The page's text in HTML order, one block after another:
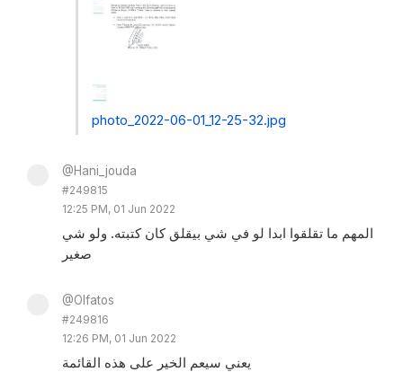
photo_2022-06-01_12-25-32.jpg
@Hani_jouda
#249815
12:25 PM, 01 Jun 2022
المهم ما تقلقوا ابدا لو في شي بيقلق كان كتبته. ولو شي
صغير
@Olfatos
#249816
12:26 PM, 01 Jun 2022
يعني سيعم الخير على هذه القائمة